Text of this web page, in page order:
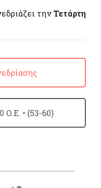
τηνΤετάρτη
Ο.Ε. • (53-60)